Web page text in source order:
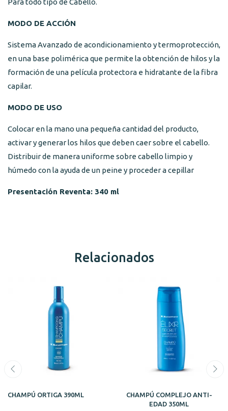
Para todo tipo de Cabello.
MODO DE ACCIÓN
Sistema Avanzado de acondicionamiento y termoprotección,
en una base polimérica que permite la obtención de hilos y la
formación de una película protectora e hidratante de la fibra
capilar.
MODO DE USO
Colocar en la mano una pequeña cantidad del producto,
activar y generar los hilos que deben caer sobre el cabello.
Distribuir de manera uniforme sobre cabello limpio y
húmedo con la ayuda de un peine y proceder a cepillar
Presentación Reventa: 340 ml
Relacionados
CHAMPÚ ORTIGA 390ML
CHAMPÚ COMPLEJO ANTI-
EDAD 350ML